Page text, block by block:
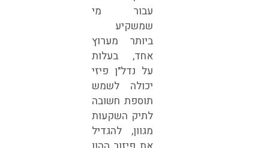
עבור מי
שמשקיע
ביותר מערוץ
אחד, בעלות
על נדל"ן פיזי
יכולה לשמש
תוספת חשובה
לתיק השקעות
מגוון, להגדיל